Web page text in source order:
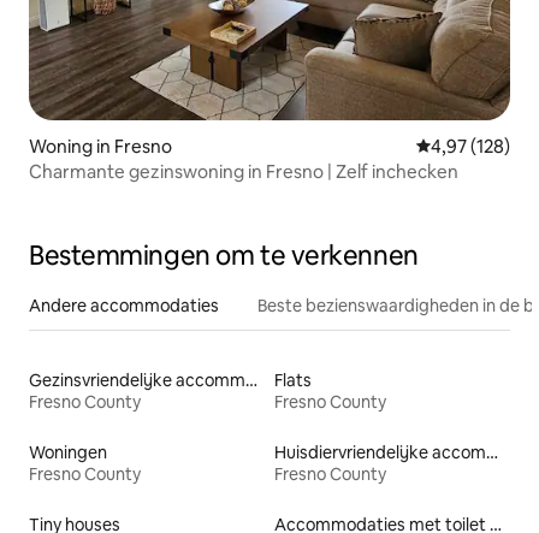
Woning in Fresno Gemiddelde
4,97 (128)
Charmante gezinswoning in Fresno | Zelf inchecken
Bestemmingen om te verkennen
Andere accommodaties Beste bezienswaardigheden in de
Gezinsvriendelijke accommodaties
Fresno County
Flats
Fresno County
Woningen
Fresno County
Huisdiervriendelijke accommodaties
Fresno County
Tiny houses Accommodaties met toilet op toegankelijke hoogte